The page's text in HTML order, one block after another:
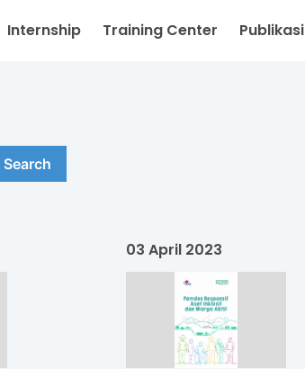
Internship Training Center Publikasi
Search
03 April 2023